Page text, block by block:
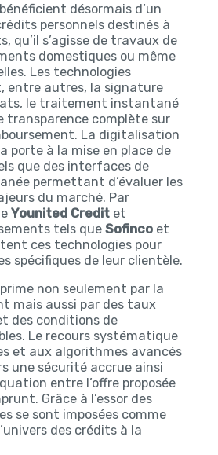
désormais d’un
personnels destinés à
qu’il s’agisse de travaux de
domestiques ou même
Les technologies
entre autres, la signature
le traitement instantané
transparence complète sur
La digitalisation
porte à la mise en place de
que des interfaces de
permettant d’évaluer les
du marché. Par
Younited Creditet
tels que Sofincoet
ces technologies pour
spécifiques de leur clientèle.
non seulement par la
mais aussi par des taux
des conditions de
Le recours systématique
et aux algorithmes avancés
une sécurité accrue ainsi
entre l’offre proposée
Grâce à l’essor des
se sont imposées comme
des crédits à la